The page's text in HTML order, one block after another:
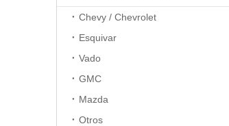
Chevy / Chevrolet
Esquivar
Vado
GMC
Mazda
Otros